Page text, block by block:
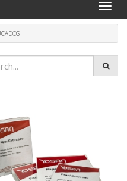
Toggle